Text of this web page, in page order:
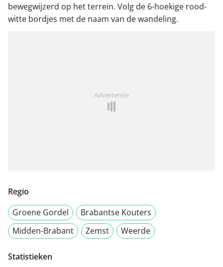
bewegwijzerd op het terrein. Volg de 6-hoekige rood-
witte bordjes met de naam van de wandeling.
Advertentie
Regio
Groene Gordel
Brabantse Kouters
Midden-Brabant
Zemst Weerde
Statistieken